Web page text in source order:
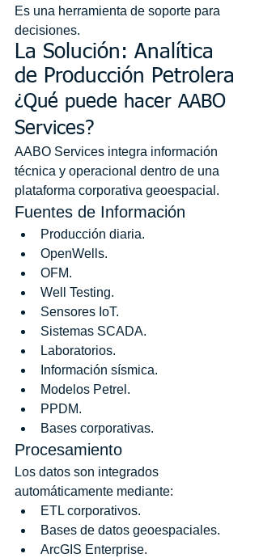
Es una herramienta de soporte para
decisiones.
La Solución: Analítica
de Producción Petrolera
¿Qué puede hacer AABO
Services?
AABO Services integra información
técnica y operacional dentro de una
plataforma corporativa geoespacial.
Fuentes de Información
Producción diaria.
OpenWells.
OFM.
Well Testing.
Sensores IoT.
Sistemas SCADA.
Laboratorios.
Información sísmica.
Modelos Petrel.
PPDM.
Bases corporativas.
Procesamiento
Los datos son integrados
automáticamente mediante:
ETL corporativos.
Bases de datos geoespaciales.
ArcGIS Enterprise.